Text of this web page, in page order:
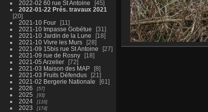
2022-02 60 rue St Antoine
45
2022-01-22 Prés. travaux 2021
20
2021-10 Four
11
2021-10 Impasse Gobétue
31
2021-10 Jardin de la Lune
18
2021-10 Vivre les Murs
28
2021-09 15bis rue St Antoine
27
2021-09 rue de Rosny
18
2021-05 Arzelier
72
2021-03 Maison des MAP
8
2021-03 Fruits Défendus
21
2021-02 Bergerie Nationale
61
2026
57
2025 93
2024 116
2023 174